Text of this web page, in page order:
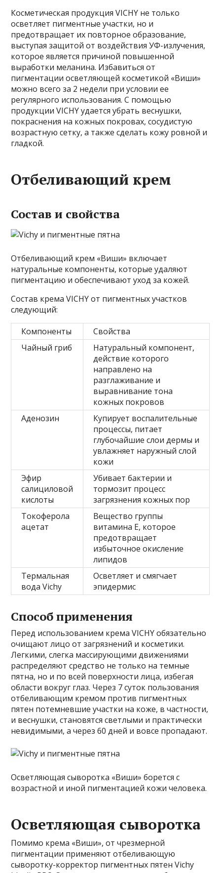
Косметическая продукция VICHY не только
осветляет пигментные участки, но и
предотвращает их повторное образование,
выступая защитой от воздействия УФ-излучения,
которое является причиной повышенной
выработки меланина. Избавиться от
пигментации осветляющей косметикой «Виши»
можно всего за 2 недели при условии ее
регулярного использования. С помощью
продукции VICHY удается убрать веснушки,
покраснения на кожных покровах, сосудистую
возрастную сетку, а также сделать кожу ровной и
гладкой.
Отбеливающий крем
Состав и свойства
Отбеливающий крем «Виши» включает
натуральные компоненты, которые удаляют
пигментацию и обеспечивают уход за кожей.
Состав крема VICHY от пигментных участков
следующий:
Компоненты
Свойства
Чайный гриб
Натуральный компонент,
действие которого
направлено на
разглаживание и
выравнивание тона
кожных покровов
Аденозин
Купирует воспалительные
процессы, питает
глубочайшие слои дермы и
увлажняет наружный слой
кожи
Эфир
салициловой
кислоты
Убивает бактерии и
тормозит процесс
загрязнения кожных пор
Токоферола
ацетат
Вещество группы
витамина Е, которое
предотвращает
избыточное окисление
липидов
Термальная
вода Vichy
Осветляет и смягчает
эпидермис
Способ применения
Перед использованием крема VICHY обязательно
очищают лицо от загрязнений и косметики.
Легкими, слегка массирующими движениями
распределяют средство не только на темные
пятна, но и по всей поверхности лица, избегая
области вокруг глаз. Через 7 суток пользования
отбеливающим кремом против пигментных
пятен потемневшие участки на коже, в частности,
и веснушки, становятся светлыми и практически
невидимыми, а через 60 дней и вовсе пропадают.
Осветляющая сыворотка «Виши» борется с
возрастной и иной пигментацией кожи человека.
Осветляющая сыворотка
Помимо крема «Виши», от чрезмерной
пигментации применяют отбеливающую
сыворотку-корректор пигментных пятен Vichy